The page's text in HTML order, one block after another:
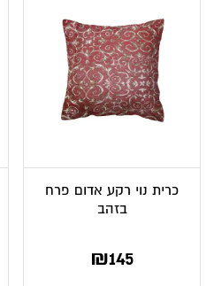
כרית נוי רקע אדום פרח
בזהב
₪145